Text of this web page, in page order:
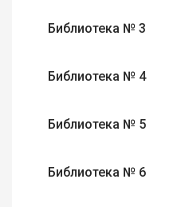
Библиотека № 3
Библиотека № 4
Библиотека № 5
Библиотека № 6